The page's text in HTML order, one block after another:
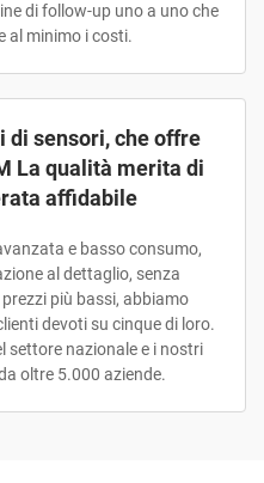
di follow-up uno a uno che
al minimo i costi.
di sensori, che offre
La qualità merita di
affidabile
e basso consumo,
al dettaglio, senza
più bassi, abbiamo
devoti su cinque di loro.
settore nazionale e i nostri
oltre 5.000 aziende.